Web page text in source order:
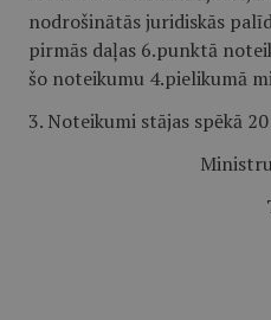
nodrošinātās juridiskās
pirmās daļas 6.punktā
šo noteikumu 4.pielikumā
3. Noteikumi stājas spēkā